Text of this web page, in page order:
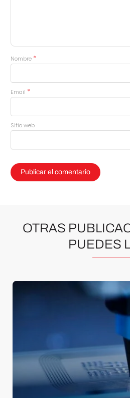
Nombre *
Email *
Sitio web
OTRAS
PUEDES